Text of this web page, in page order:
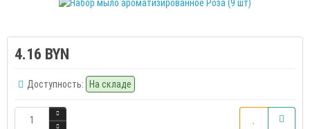
4.16 BYN
Доступность: На складе